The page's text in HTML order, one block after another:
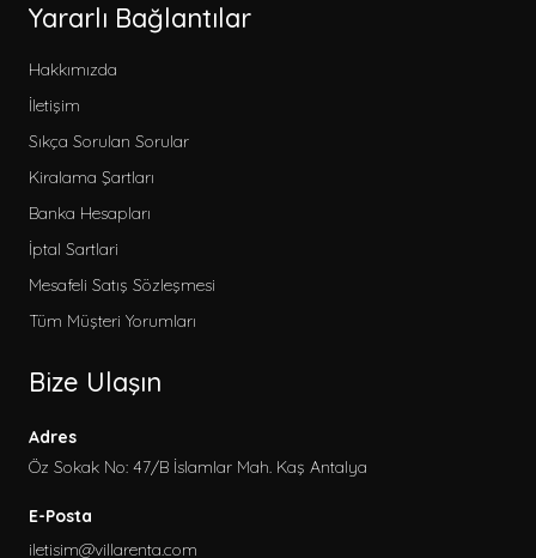
Yararlı Bağlantılar
Hakkımızda
İletişim
Sıkça Sorulan Sorular
Kiralama Şartları
Banka Hesapları
İptal Sartlari
Mesafeli Satış Sözleşmesi
Tüm Müşteri Yorumları
Bize Ulaşın
Adres
Öz Sokak No: 47/B İslamlar Mah. Kaş Antalya
E-Posta
iletisim@villarenta.com